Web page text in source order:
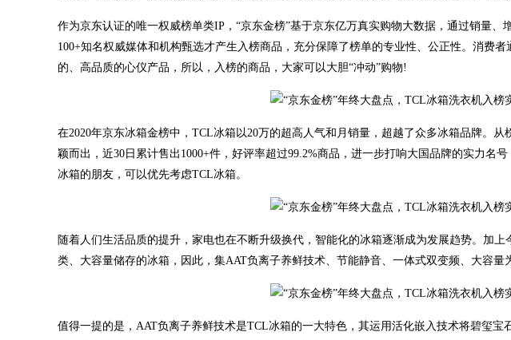
作为京东认证的唯一权威榜单类IP，“京东金榜”基于京东亿万真实购物大数据，通过销量
100+知名权威媒体和机构甄选才产生入榜商品，充分保障了榜单的专业性、公正性。消费
的、高品质的心仪产品，所以，入榜的商品，大家可以大胆“冲动”购物!
在2020年京东冰箱金榜中，TCL冰箱以20万的超高人气和月销量，超越了众多冰箱品牌。
颖而出，近30日累计售出1000+件，好评率超过99.2%商品，进一步打响大国品牌的实力名
冰箱的朋友，可以优先考虑TCL冰箱。
随着人们生活品质的提升，家电也在不断升级换代，智能化的冰箱逐渐成为发展趋势。加
类、大容量储存的冰箱，因此，集AAT负离子养鲜技术、节能静音、一体式双变频、大容量
值得一提的是，AAT负离子养鲜技术是TCL冰箱的一大特色，其运用活化嵌入技术将碧玺